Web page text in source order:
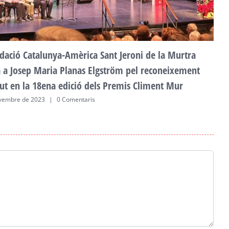
Catalunya-Amèrica Sant Jeroni de la Murtra
Josep Maria Planas Elgström pel reconeixement
en la 18ena edició dels Premis Climent Mur
de 2023 | 0 Comentaris